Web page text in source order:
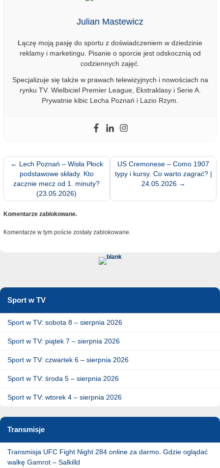
Julian Mastewicz
Łączę moją pasję do sportu z doświadczeniem w dziedzinie
reklamy i marketingu. Pisanie o sporcie jest odskocznią od
codziennych zajęć.
Specjalizuje się także w prawach telewizyjnych i nowościach na
rynku TV. Wielbiciel Premier League, Ekstraklasy i Serie A.
Prywatnie kibic Lecha Poznań i Lazio Rzym.
← Lech Poznań – Wisła Płock
podstawowe składy. Kto
zacznie mecz od 1. minuty?
(23.05.2026)
US Cremonese – Como 1907
typy i kursy. Co warto zagrać? |
24.05.2026 →
Komentarze zablokowane.
Komentarze w tym poście zostały zablokowane.
Sport w TV
Sport w TV: sobota 8 – sierpnia 2026
Sport w TV: piątek 7 – sierpnia 2026
Sport w TV: czwartek 6 – sierpnia 2026
Sport w TV: środa 5 – sierpnia 2026
Sport w TV: wtorek 4 – sierpnia 2026
Transmisje
Transmisja UFC Fight Night 284 online za darmo. Gdzie oglądać
walkę Gamrot – Salkilld